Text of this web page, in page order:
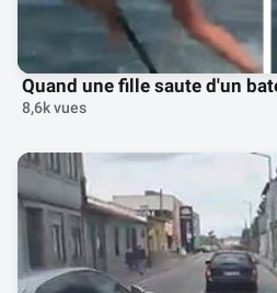
Quand une fille saute d'un
8,6k vues